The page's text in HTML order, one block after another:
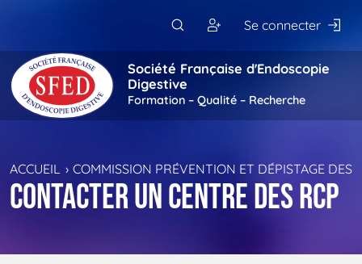
Se connecter
Société Française d'Endoscopie
Digestive
Formation – Qualité – Recherche
ACCUEIL COMMISSION PRÉVENTION ET DÉPISTAGE DES
Contacter un Centre des RCP